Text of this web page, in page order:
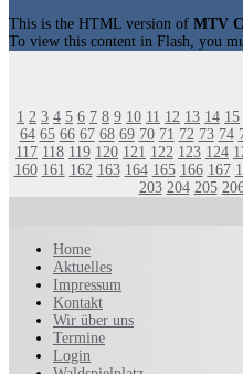
This is the HTML version of MTV
To view this content in Flash, you
1 2 3 4 5 6 7 8 9 10 11 12 13 14 15
64 65 66 67 68 69 70 71 72 73 74
117 118 119 120 121 122 123 124
160 161 162 163 164 165 166 167
203 204 205
Home
Aktuelles
Impressum
Kontakt
Wir über uns
Termine
Login